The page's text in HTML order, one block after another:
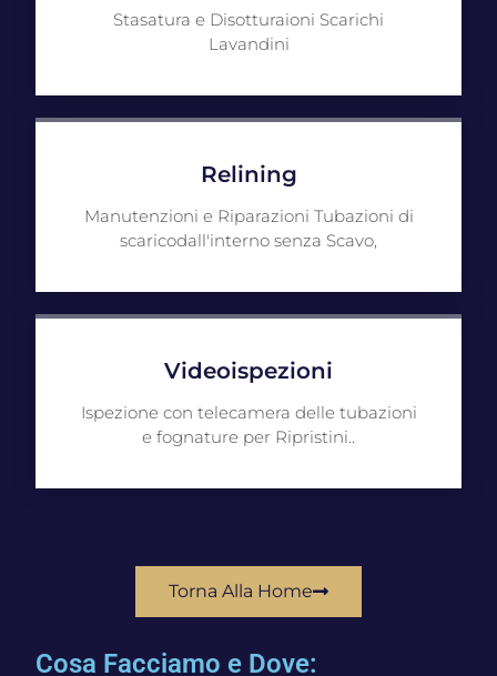
Stasatura e Disotturaioni Scarichi
Lavandini
Relining
Manutenzioni e Riparazioni Tubazioni di
scaricodall'interno senza Scavo,
Videoispezioni
Ispezione con telecamera delle tubazioni
e fognature per Ripristini..
Torna Alla Home
Cosa Facciamo e Dove: